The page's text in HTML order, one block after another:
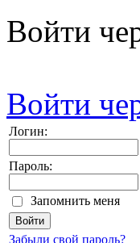
Войти
Войти
Логин:
Пароль:
Запомнить меня
Забыли свой пароль?